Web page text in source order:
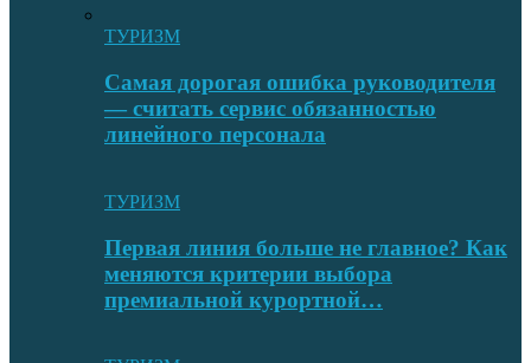
ТУРИЗМ
Самая дорогая ошибка руководителя
— считать сервис обязанностью
линейного персонала
ТУРИЗМ
Первая линия больше не главное? Как
меняются критерии выбора
премиальной курортной…